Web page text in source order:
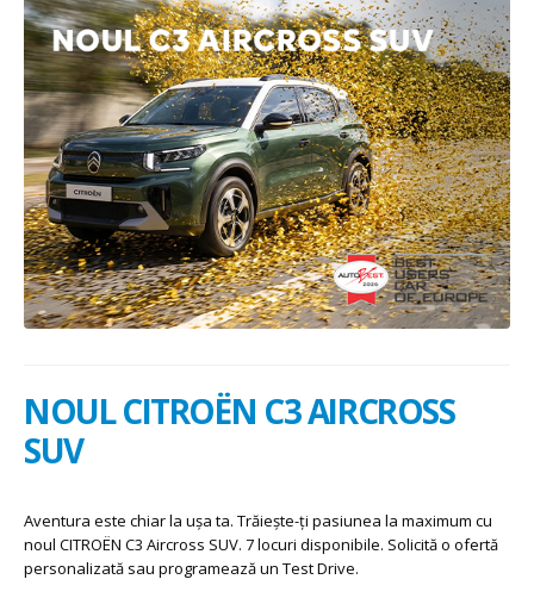
NOUL CITROËN C3 AIRCROSS
SUV
Aventura este chiar la ușa ta. Trăiește-ți pasiunea la maximum cu
noul CITROËN C3 Aircross SUV. 7 locuri disponibile. Solicită o ofertă
personalizată sau programează un Test Drive.